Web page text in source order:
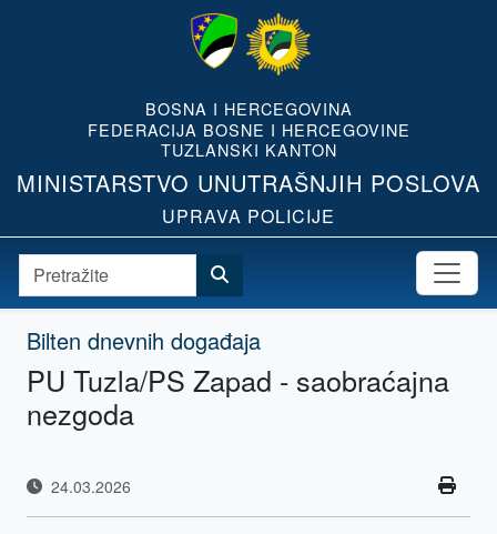
BOSNA I HERCEGOVINA
FEDERACIJA BOSNE I HERCEGOVINE
TUZLANSKI KANTON
MINISTARSTVO UNUTRAŠNJIH POSLOVA
UPRAVA POLICIJE
Bilten dnevnih događaja
PU Tuzla/PS Zapad - saobraćajna
nezgoda
24.03.2026